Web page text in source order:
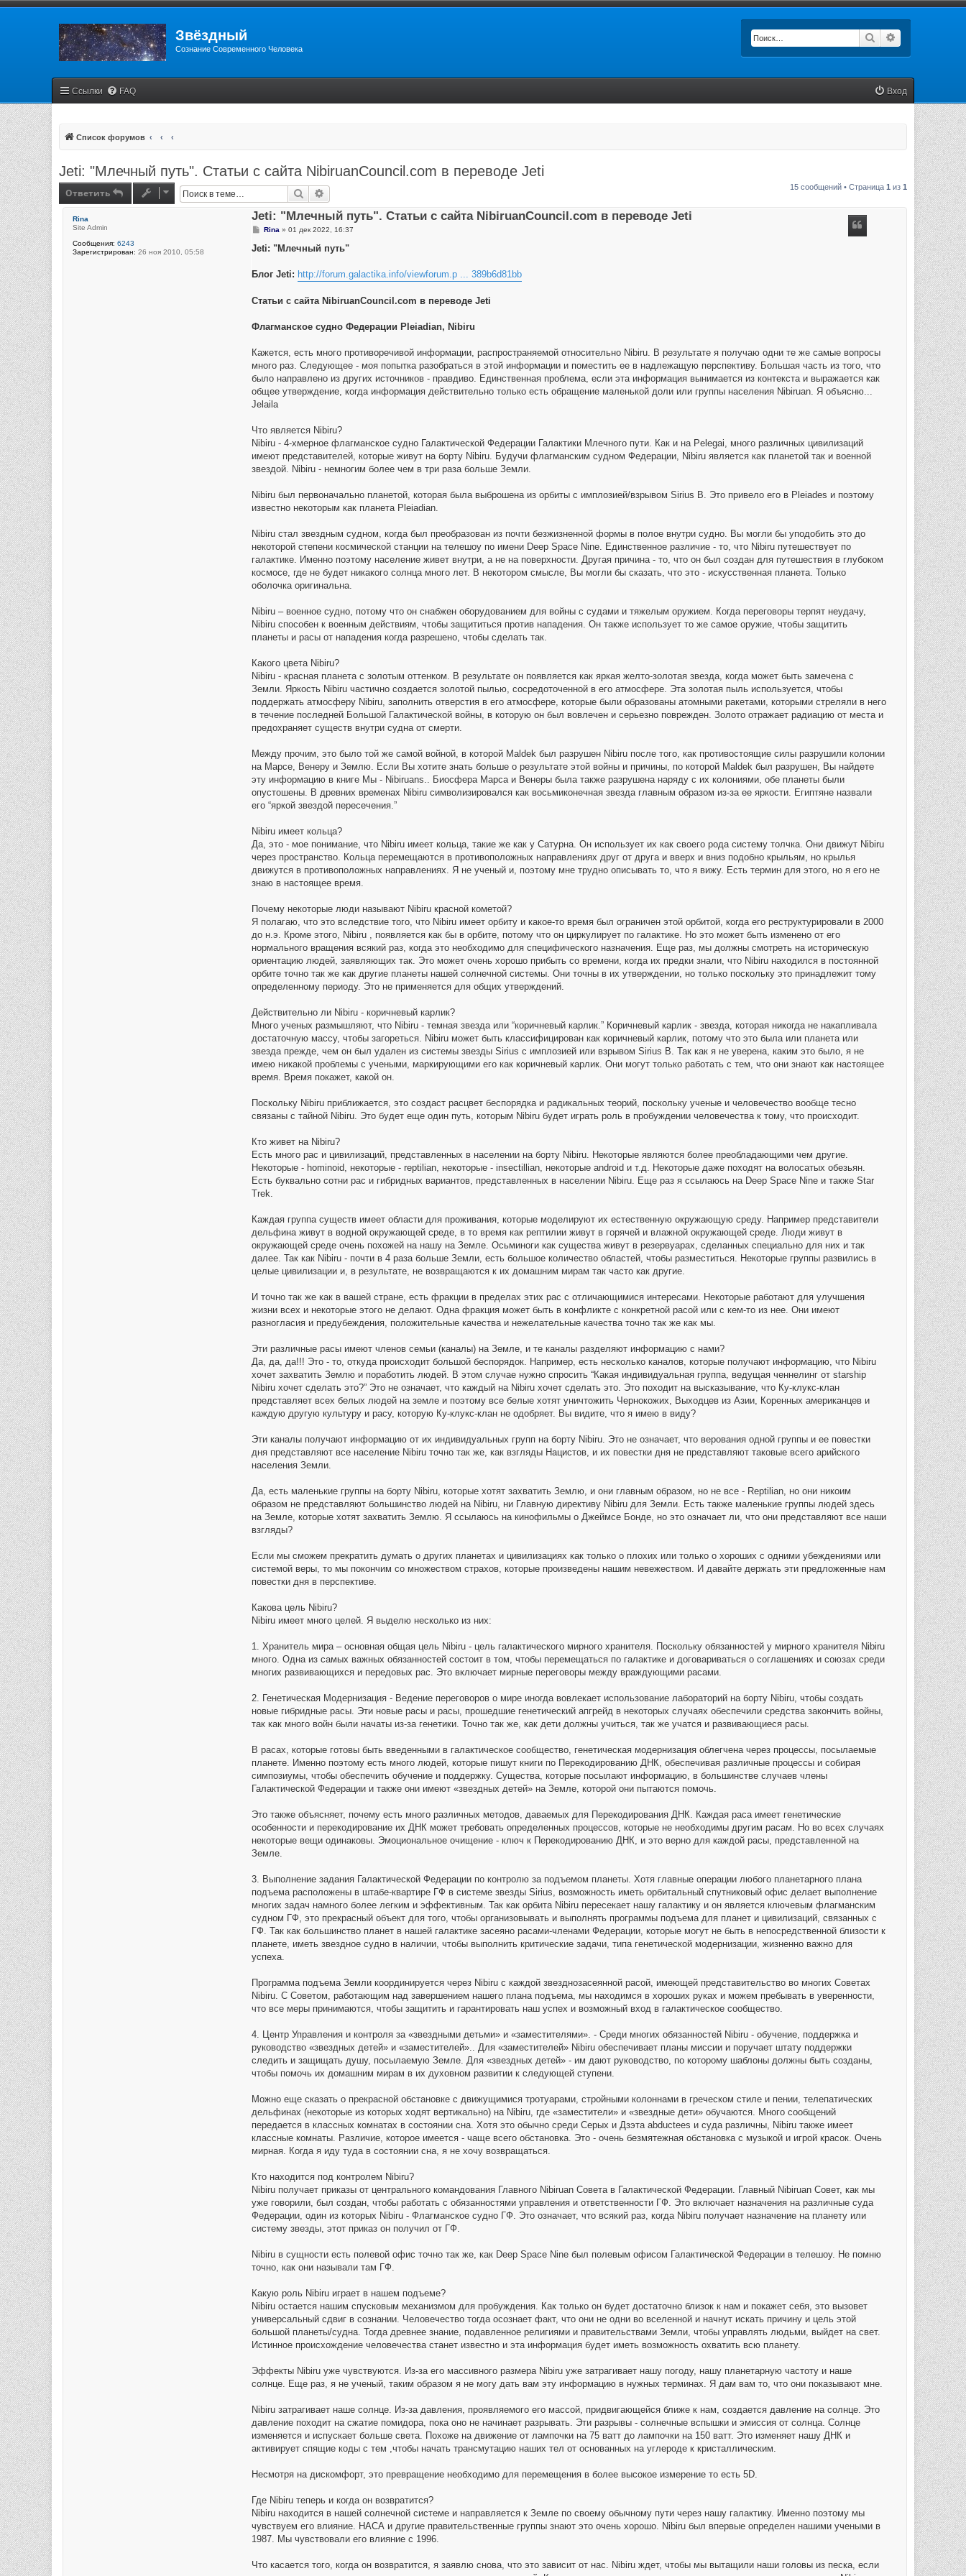
Звёздный
Сознание Современного Человека
Поиск
Ссылки FAQ Вход
Список форумов
Jeti: "Млечный путь". Статьи с сайта NibiruanCouncil.com в переводе Jeti
Ответить Поиск 15 сообщений • Страница 1 из 1
Rina
Site Admin
Сообщения: 6243
Зарегистрирован: 26 ноя 2010, 05:58
Jeti: "Млечный путь". Статьи с сайта NibiruanCouncil.com в переводе Jeti
С
о
е
е
Rina » 01 дек 2022, 16:37
Jeti: "Млечный путь"
Блог Jeti: http://forum.galactika.info/viewforum.p ... 389b6d81bb
Статьи с сайта NibiruanCouncil.com в переводе Jeti
Флагманское судно Федерации Pleiadian, Nibiru
Кажется, есть много противоречивой информации, распространяемой относительно Nibiru. В результате я получаю одни те же самые вопросы
много раз. Следующее - моя попытка разобраться в этой информации и поместить ее в надлежащую перспективу. Большая часть из того, что
было направлено из других источников - правдиво. Единственная проблема, если эта информация вынимается из контекста и выражается как
общее утверждение, когда информация действительно только есть обращение маленькой доли или группы населения Nibiruan. Я объясню...
Jelaila
Что является Nibiru?
Nibiru - 4-хмерное флагманское судно Галактической Федерации Галактики Млечного пути. Как и на Pelegai, много различных цивилизаций
имеют представителей, которые живут на борту Nibiru. Будучи флагманским судном Федерации, Nibiru является как планетой так и военной
звездой. Nibiru - немногим более чем в три раза больше Земли.
Nibiru был первоначально планетой, которая была выброшена из орбиты с имплозией/взрывом Sirius B. Это привело его в Pleiades и поэтому
известно некоторым как планета Pleiadian.
Nibiru стал звездным судном, когда был преобразован из почти безжизненной формы в полое внутри судно. Вы могли бы уподобить это до
некоторой степени космической станции на телешоу по имени Deep Space Nine. Единственное различие - то, что Nibiru путешествует по
галактике. Именно поэтому население живет внутри, а не на поверхности. Другая причина - то, что он был создан для путешествия в глубоком
космосе, где не будет никакого солнца много лет. В некотором смысле, Вы могли бы сказать, что это - искусственная планета. Только
оболочка оригинальна.
Nibiru – военное судно, потому что он снабжен оборудованием для войны с судами и тяжелым оружием. Когда переговоры терпят неудачу,
Nibiru способен к военным действиям, чтобы защититься против нападения. Он также использует то же самое оружие, чтобы защитить
планеты и расы от нападения когда разрешено, чтобы сделать так.
Какого цвета Nibiru?
Nibiru - красная планета с золотым оттенком. В результате он появляется как яркая желто-золотая звезда, когда может быть замечена с
Земли. Яркость Nibiru частично создается золотой пылью, сосредоточенной в его атмосфере. Эта золотая пыль используется, чтобы
поддержать атмосферу Nibiru, заполнить отверстия в его атмосфере, которые были образованы атомными ракетами, которыми стреляли в него
в течение последней Большой Галактической войны, в которую он был вовлечен и серьезно поврежден. Золото отражает радиацию от места и
предохраняет существ внутри судна от смерти.
Между прочим, это было той же самой войной, в которой Maldek был разрушен Nibiru после того, как противостоящие силы разрушили колонии
на Марсе, Венеру и Землю. Если Вы хотите знать больше о результате этой войны и причины, по которой Maldek был разрушен, Вы найдете
эту информацию в книге Мы - Nibiruans.. Биосфера Марса и Венеры была также разрушена наряду с их колониями, обе планеты были
опустошены. В древних временах Nibiru символизировался как восьмиконечная звезда главным образом из-за ее яркости. Египтяне назвали
его “яркой звездой пересечения.”
Nibiru имеет кольца?
Да, это - мое понимание, что Nibiru имеет кольца, такие же как у Сатурна. Он использует их как своего рода систему толчка. Они движут Nibiru
через пространство. Кольца перемещаются в противоположных направлениях друг от друга и вверх и вниз подобно крыльям, но крылья
движутся в противоположных направлениях. Я не ученый и, поэтому мне трудно описывать то, что я вижу. Есть термин для этого, но я его не
знаю в настоящее время.
Почему некоторые люди называют Nibiru красной кометой?
Я полагаю, что это вследствие того, что Nibiru имеет орбиту и какое-то время был ограничен этой орбитой, когда его реструктурировали в 2000
до н.э. Кроме этого, Nibiru , появляется как бы в орбите, потому что он циркулирует по галактике. Но это может быть изменено от его
нормального вращения всякий раз, когда это необходимо для специфического назначения. Еще раз, мы должны смотреть на историческую
ориентацию людей, заявляющих так. Это может очень хорошо прибыть со времени, когда их предки знали, что Nibiru находился в постоянной
орбите точно так же как другие планеты нашей солнечной системы. Они точны в их утверждении, но только поскольку это принадлежит тому
определенному периоду. Это не применяется для общих утверждений.
Действительно ли Nibiru - коричневый карлик?
Много ученых размышляют, что Nibiru - темная звезда или “коричневый карлик.” Коричневый карлик - звезда, которая никогда не накапливала
достаточную массу, чтобы загореться. Nibiru может быть классифицирован как коричневый карлик, потому что это была или планета или
звезда прежде, чем он был удален из системы звезды Sirius с имплозией или взрывом Sirius B. Так как я не уверена, каким это было, я не
имею никакой проблемы с учеными, маркирующими его как коричневый карлик. Они могут только работать с тем, что они знают как настоящее
время. Время покажет, какой он.
Поскольку Nibiru приближается, это создаст расцвет беспорядка и радикальных теорий, поскольку ученые и человечество вообще тесно
связаны с тайной Nibiru. Это будет еще один путь, которым Nibiru будет играть роль в пробуждении человечества к тому, что происходит.
Кто живет на Nibiru?
Есть много рас и цивилизаций, представленных в населении на борту Nibiru. Некоторые являются более преобладающими чем другие.
Некоторые - hominoid, некоторые - reptilian, некоторые - insectillian, некоторые android и т.д. Некоторые даже походят на волосатых обезьян.
Есть буквально сотни рас и гибридных вариантов, представленных в населении Nibiru. Еще раз я ссылаюсь на Deep Space Nine и также Star
Trek.
Каждая группа существ имеет области для проживания, которые моделируют их естественную окружающую среду. Например представители
дельфина живут в водной окружающей среде, в то время как рептилии живут в горячей и влажной окружающей среде. Люди живут в
окружающей среде очень похожей на нашу на Земле. Осьминоги как существа живут в резервуарах, сделанных специально для них и так
далее. Так как Nibiru - почти в 4 раза больше Земли, есть большое количество областей, чтобы разместиться. Некоторые группы развились в
целые цивилизации и, в результате, не возвращаются к их домашним мирам так часто как другие.
И точно так же как в вашей стране, есть фракции в пределах этих рас с отличающимися интересами. Некоторые работают для улучшения
жизни всех и некоторые этого не делают. Одна фракция может быть в конфликте с конкретной расой или с кем-то из нее. Они имеют
разногласия и предубеждения, положительные качества и нежелательные качества точно так же как мы.
Эти различные расы имеют членов семьи (каналы) на Земле, и те каналы разделяют информацию с нами?
Да, да, да!!! Это - то, откуда происходит большой беспорядок. Например, есть несколько каналов, которые получают информацию, что Nibiru
хочет захватить Землю и поработить людей. В этом случае нужно спросить “Какая индивидуальная группа, ведущая ченнелинг от starship
Nibiru хочет сделать это?” Это не означает, что каждый на Nibiru хочет сделать это. Это походит на высказывание, что Ку-клукс-клан
представляет всех белых людей на земле и поэтому все белые хотят уничтожить Чернокожих, Выходцев из Азии, Коренных американцев и
каждую другую культуру и расу, которую Ку-клукс-клан не одобряет. Вы видите, что я имею в виду?
Эти каналы получают информацию от их индивидуальных групп на борту Nibiru. Это не означает, что верования одной группы и ее повестки
дня представляют все население Nibiru точно так же, как взгляды Нацистов, и их повестки дня не представляют таковые всего арийского
населения Земли.
Да, есть маленькие группы на борту Nibiru, которые хотят захватить Землю, и они главным образом, но не все - Reptilian, но они никоим
образом не представляют большинство людей на Nibiru, ни Главную директиву Nibiru для Земли. Есть также маленькие группы людей здесь
на Земле, которые хотят захватить Землю. Я ссылаюсь на кинофильмы о Джеймсе Бонде, но это означает ли, что они представляют все наши
взгляды?
Если мы сможем прекратить думать о других планетах и цивилизациях как только о плохих или только о хороших с одними убеждениями или
системой веры, то мы покончим со множеством страхов, которые произведены нашим невежеством. И давайте держать эти предложенные нам
повестки дня в перспективе.
Какова цель Nibiru?
Nibiru имеет много целей. Я выделю несколько из них:
1. Хранитель мира – основная общая цель Nibiru - цель галактического мирного хранителя. Поскольку обязанностей у мирного хранителя Nibiru
много. Одна из самых важных обязанностей состоит в том, чтобы перемещаться по галактике и договариваться о соглашениях и союзах среди
многих развивающихся и передовых рас. Это включает мирные переговоры между враждующими расами.
2. Генетическая Модернизация - Ведение переговоров о мире иногда вовлекает использование лабораторий на борту Nibiru, чтобы создать
новые гибридные расы. Эти новые расы и расы, прошедшие генетический апгрейд в некоторых случаях обеспечили средства закончить войны,
так как много войн были начаты из-за генетики. Точно так же, как дети должны учиться, так же учатся и развивающиеся расы.
В расах, которые готовы быть введенными в галактическое сообщество, генетическая модернизация облегчена через процессы, посылаемые
планете. Именно поэтому есть много людей, которые пишут книги по Перекодированию ДНК, обеспечивая различные процессы и собирая
симпозиумы, чтобы обеспечить обучение и поддержку. Существа, которые посылают информацию, в большинстве случаев члены
Галактической Федерации и также они имеют «звездных детей» на Земле, которой они пытаются помочь.
Это также объясняет, почему есть много различных методов, даваемых для Перекодирования ДНК. Каждая раса имеет генетические
особенности и перекодирование их ДНК может требовать определенных процессов, которые не необходимы другим расам. Но во всех случаях
некоторые вещи одинаковы. Эмоциональное очищение - ключ к Перекодированию ДНК, и это верно для каждой расы, представленной на
Земле.
3. Выполнение задания Галактической Федерации по контролю за подъемом планеты. Хотя главные операции любого планетарного плана
подъема расположены в штабе-квартире ГФ в системе звезды Sirius, возможность иметь орбитальный спутниковый офис делает выполнение
многих задач намного более легким и эффективным. Так как орбита Nibiru пересекает нашу галактику и он является ключевым флагманским
судном ГФ, это прекрасный объект для того, чтобы организовывать и выполнять программы подъема для планет и цивилизаций, связанных с
ГФ. Так как большинство планет в нашей галактике засеяно расами-членами Федерации, которые могут не быть в непосредственной близости к
планете, иметь звездное судно в наличии, чтобы выполнить критические задачи, типа генетической модернизации, жизненно важно для
успеха.
Программа подъема Земли координируется через Nibiru с каждой звезднозасеянной расой, имеющей представительство во многих Советах
Nibiru. С Советом, работающим над завершением нашего плана подъема, мы находимся в хороших руках и можем пребывать в уверенности,
что все меры принимаются, чтобы защитить и гарантировать наш успех и возможный вход в галактическое сообщество.
4. Центр Управления и контроля за «звездными детьми» и «заместителями». - Среди многих обязанностей Nibiru - обучение, поддержка и
руководство «звездных детей» и «заместителей».. Для «заместителей» Nibiru обеспечивает планы миссии и поручает штату поддержки
следить и защищать душу, посылаемую Земле. Для «звездных детей» - им дают руководство, по которому шаблоны должны быть созданы,
чтобы помочь их домашним мирам в их духовном развитии к следующей ступени.
Можно еще сказать о прекрасной обстановке с движущимися тротуарами, стройными колоннами в греческом стиле и пении, телепатических
дельфинах (некоторые из которых ходят вертикально) на Nibiru, где «заместители» и «звездные дети» обучаются. Много сообщений
передается в классных комнатах в состоянии сна. Хотя это обычно среди Серых и Дзэта abductees и суда различны, Nibiru также имеет
классные комнаты. Различие, которое имеется - чаще всего обстановка. Это - очень безмятежная обстановка с музыкой и игрой красок. Очень
мирная. Когда я иду туда в состоянии сна, я не хочу возвращаться.
Кто находится под контролем Nibiru?
Nibiru получает приказы от центрального командования Главного Nibiruan Совета в Галактической Федерации. Главный Nibiruan Совет, как мы
уже говорили, был создан, чтобы работать с обязанностями управления и ответственности ГФ. Это включает назначения на различные суда
Федерации, один из которых Nibiru - Флагманское судно ГФ. Это означает, что всякий раз, когда Nibiru получает назначение на планету или
систему звезды, этот приказ он получил от ГФ.
Nibiru в сущности есть полевой офис точно так же, как Deep Space Nine был полевым офисом Галактической Федерации в телешоу. Не помню
точно, как они называли там ГФ.
Какую роль Nibiru играет в нашем подъеме?
Nibiru остается нашим спусковым механизмом для пробуждения. Как только он будет достаточно близок к нам и покажет себя, это вызовет
универсальный сдвиг в сознании. Человечество тогда осознает факт, что они не одни во вселенной и начнут искать причину и цель этой
большой планеты/судна. Тогда древнее знание, подавленное религиями и правительствами Земли, чтобы управлять людьми, выйдет на свет.
Истинное происхождение человечества станет известно и эта информация будет иметь возможность охватить всю планету.
Эффекты Nibiru уже чувствуются. Из-за его массивного размера Nibiru уже затрагивает нашу погоду, нашу планетарную частоту и наше
солнце. Еще раз, я не ученый, таким образом я не могу дать вам эту информацию в нужных терминах. Я дам вам то, что они показывают мне.
Nibiru затрагивает наше солнце. Из-за давления, проявляемого его массой, придвигающейся ближе к нам, создается давление на солнце. Это
давление походит на сжатие помидора, пока оно не начинает разрывать. Эти разрывы - солнечные вспышки и эмиссия от солнца. Солнце
изменяется и испускает больше света. Похоже на движение от лампочки на 75 ватт до лампочки на 150 ватт. Это изменяет нашу ДНК и
активирует спящие коды с тем ,чтобы начать трансмутацию наших тел от основанных на углероде к кристаллическим.
Несмотря на дискомфорт, это превращение необходимо для перемещения в более высокое измерение то есть 5D.
Где Nibiru теперь и когда он возвратится?
Nibiru находится в нашей солнечной системе и направляется к Земле по своему обычному пути через нашу галактику. Именно поэтому мы
чувствуем его влияние. НАСА и другие правительственные группы знают это очень хорошо. Nibiru был впервые определен нашими учеными в
1987. Мы чувствовали его влияние с 1996.
Что касается того, когда он возвратится, я заявлю снова, что это зависит от нас. Nibiru ждет, чтобы мы вытащили наши головы из песка, если